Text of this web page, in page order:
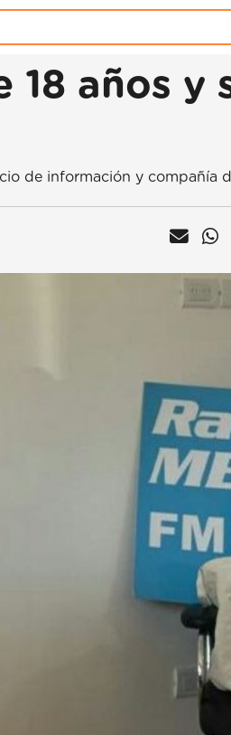
18 años
de información y compañía